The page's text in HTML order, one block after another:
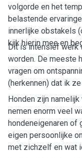
volgorde en het
belastende
innerlijke obstakels
kijk hierin mee en
Dit is intensief werk
worden. De meeste
vragen om
(herkennen) dat ik
Honden zijn
nemen enorm veel
hondeneigenaren of
eigen persoonlijke
met zichzelf en wat